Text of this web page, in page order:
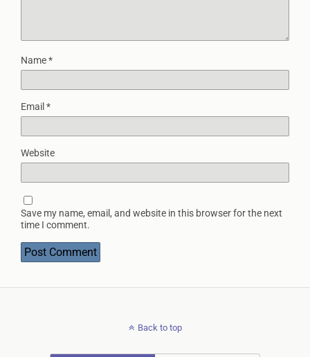
Name*
Email *
Website
Save my name, email, and website in this browser for the next
time I comment.
Back to top